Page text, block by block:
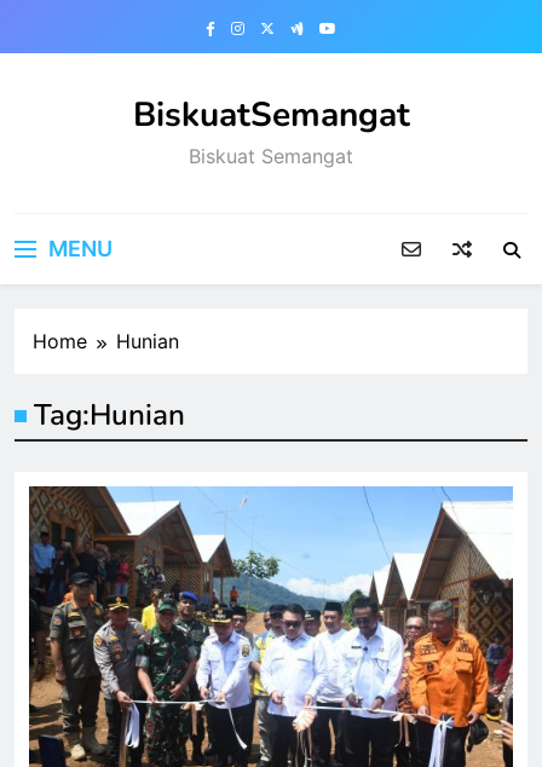
BiskuatSemangat
Biskuat Semangat
MENU
Home Hunian
Tag:Hunian